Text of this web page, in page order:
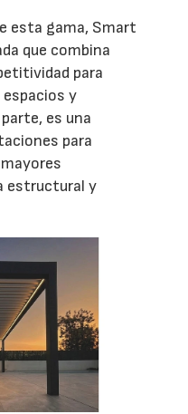
esta gama, Smart
que combina
para
y
es una
para
estructural y